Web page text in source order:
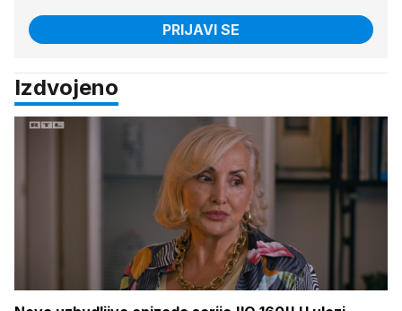
PRIJAVI SE
Izdvojeno